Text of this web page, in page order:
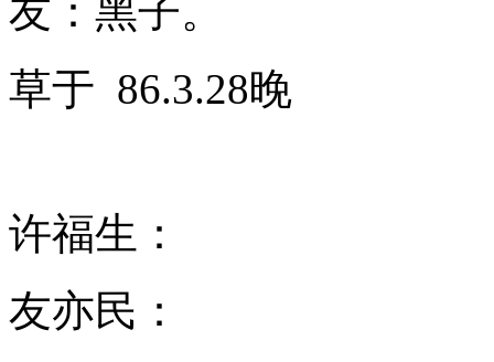
友：黑子。
草于 86.3.28晚
许福生：
友亦民：